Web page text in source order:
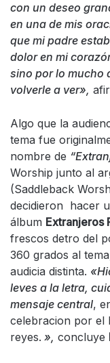
con un deseo
en una de mis
que mi padre
dolor en mi
sino por lo mucho
volverle a ver»,
Algo que la
tema fue
nombre de
Worship junto al
(Saddleback
decidieron hacer
álbum Extranjeros
frescos detro del
360 grados al
audicia distinta.
leves a la letra,
mensaje central,
celebracion por el
reyes. », concluye